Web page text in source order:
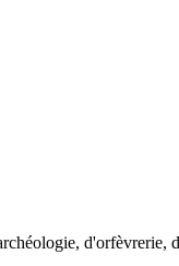
d'orfèvrerie,